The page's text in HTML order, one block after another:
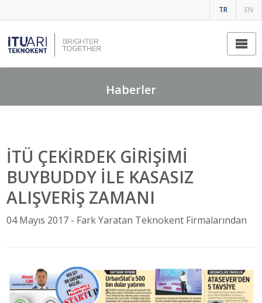
TR EN
Fark Yaratan Teknokent Firmalarından
Haberler
İTÜ ÇEKİRDEK GİRİŞİMİ
BUYBUDDY İLE KASASIZ
ALIŞVERİŞ ZAMANI
04 Mayıs 2017 - Fark Yaratan Teknokent Firmalarından